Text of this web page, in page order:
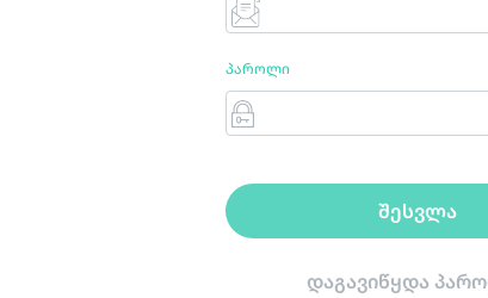
პაროლი
შესვლა
დაგავიწყდა